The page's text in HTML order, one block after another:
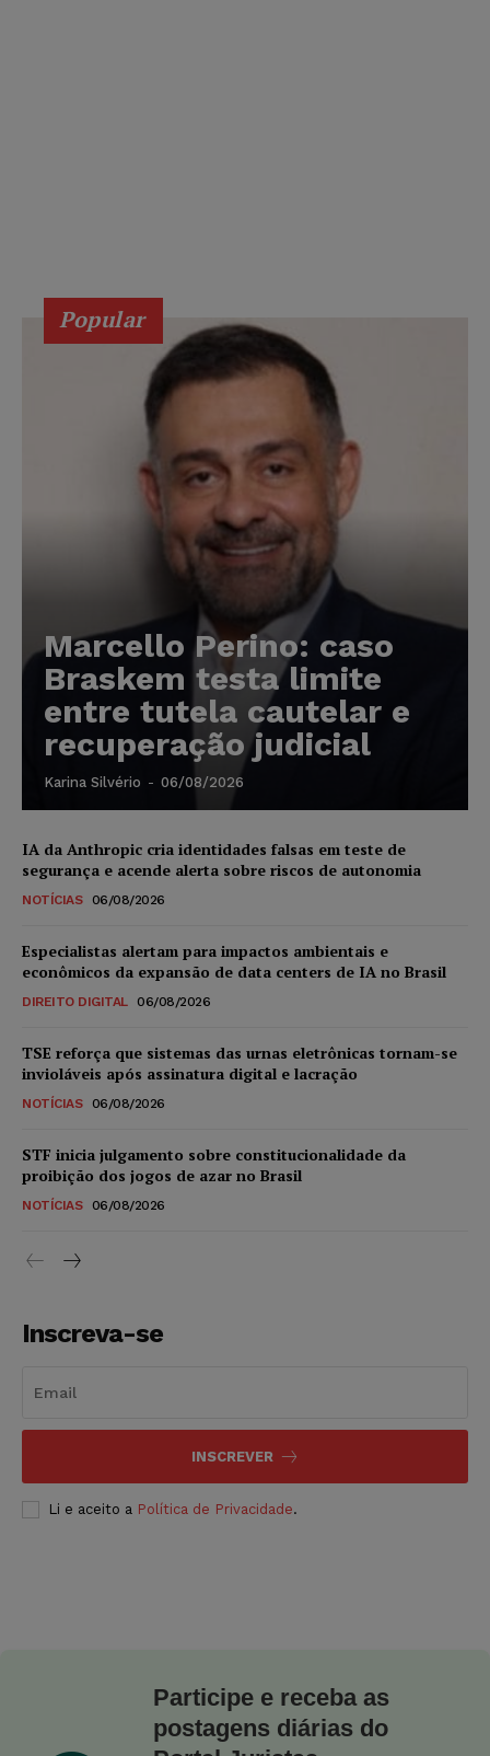
Popular
Marcello Perino: caso
Braskem testa limite
entre tutela cautelar e
recuperação judicial
Karina Silvério - 06/08/2026
IA da Anthropic cria identidades falsas em teste de
segurança e acende alerta sobre riscos de autonomia
NOTÍCIAS 06/08/2026
Especialistas alertam para impactos ambientais e
econômicos da expansão de data centers de IA no Brasil
DIREITO DIGITAL 06/08/2026
TSE reforça que sistemas das urnas eletrônicas tornam-se
invioláveis após assinatura digital e lacração
NOTÍCIAS 06/08/2026
STF inicia julgamento sobre constitucionalidade da
proibição dos jogos de azar no Brasil
NOTÍCIAS 06/08/2026
Inscreva-se
INSCREVER
Li e aceito a Política de Privacidade.
Participe e receba as
postagens diárias do